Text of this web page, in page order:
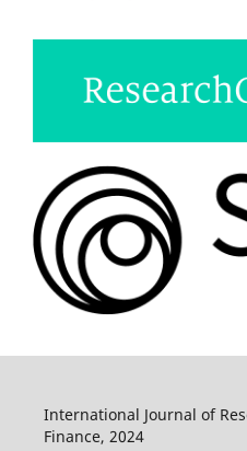
International Journal of
Finance, 2024